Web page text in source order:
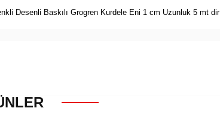
Desenli Baskılı Grogren Kurdele Eni 1 cm Uzunluk 5 mt dir